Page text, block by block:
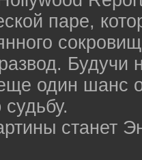
паре,
Будучи
один шанс
станет